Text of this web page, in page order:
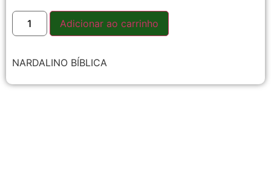
Adicionar ao carrinho
NARDALINO BÍBLICA